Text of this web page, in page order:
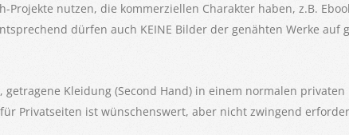
Projekte nutzen, die kommerziellen Charakter haben, z.B.
dürfen auch KEINE Bilder der genähten Werke auf
getragene Kleidung (Second Hand) in einem normalen privaten
Privatseiten ist wünschenswert, aber nicht zwingend